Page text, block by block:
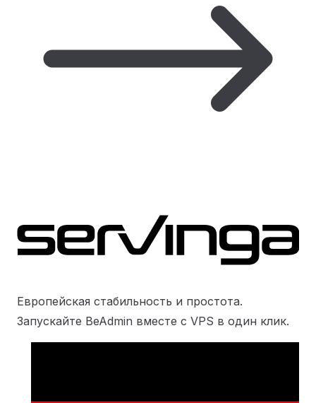
Европейская стабильность и простота.
Запускайте BeAdmin вместе с VPS в один клик.